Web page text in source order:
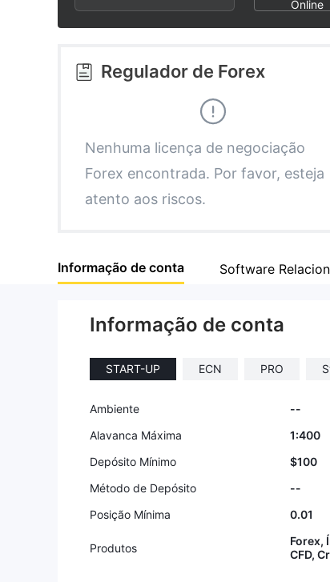
2
3
5
6
7
8
9
Online
Regulador de Forex
Nenhuma licença de negociação
Forex encontrada. Por favor, esteja
atento aos riscos.
Informação de conta Software
Informação de conta
START-UP ECN PRO
Ambiente --
Alavanca Máxima
1:400
Depósito Mínimo
$100
Método de Depósito
--
Posição Mínima
0.01
Produtos
Forex,
CFD,